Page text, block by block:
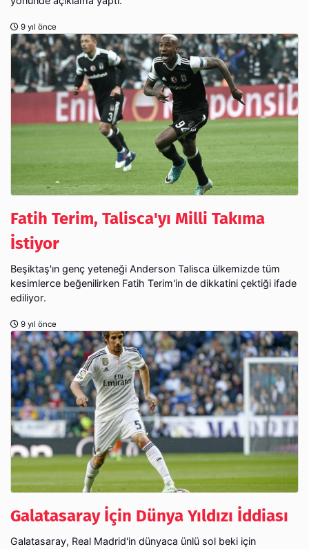
9 yıl önce
Fatih Terim, Talisca'yı Milli Takıma
İstiyor
Beşiktaş'ın genç yeteneği Anderson Talisca ülkemizde tüm
kesimlerce beğenilirken Fatih Terim'in de dikkatini çektiği ifade
ediliyor.
9 yıl önce
Galatasaray İçin Dünya Yıldızı İddiası
Galatasaray, Real Madrid'in dünyaca ünlü sol beki için